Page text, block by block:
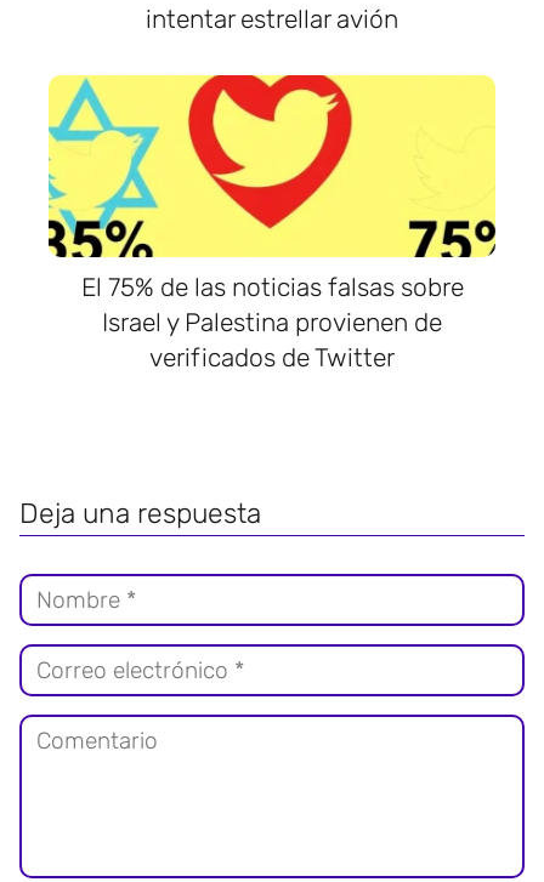
intentar estrellar avión
El 75% de las noticias falsas sobre
Israel y Palestina provienen de
verificados de Twitter
Deja una respuesta